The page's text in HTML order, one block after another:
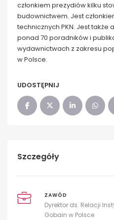
członkiem prezydiów kilku
budownictwem. Jest
technicznych PKN. Jest także
ponad 70 poradników i
wydawnictwach z zakresu
w Polsce.
UDOSTĘPNIJ
Szczegóły
ZAWÓD
Dyrektor ds. Relacji
Gobain w Polsce